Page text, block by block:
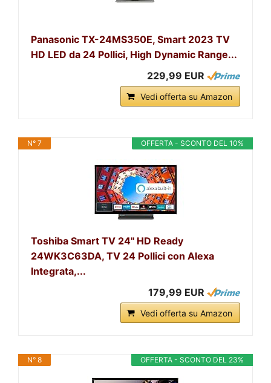
Panasonic TX-24MS350E, Smart 2023 TV
HD LED da 24 Pollici, High Dynamic Range...
229,99 EUR
Vedi offerta su Amazon
OFFERTA - SCONTO DEL 10%
N° 7
Toshiba Smart TV 24" HD Ready
24WK3C63DA, TV 24 Pollici con Alexa
Integrata,...
179,99 EUR
Vedi offerta su Amazon
OFFERTA - SCONTO DEL 23%
N° 8